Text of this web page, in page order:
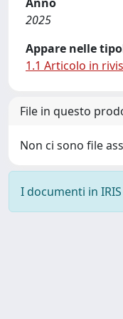
2025
Appare nelle
1.1 Articolo in
File in questo
Non ci sono file
I documenti in